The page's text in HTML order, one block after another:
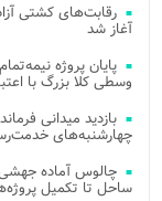
آغاز شد
وسطی کلا بزرگ با اعتبار ۵۴۰
چهارشنبه‌های
ساحل تا تکمیل